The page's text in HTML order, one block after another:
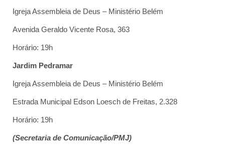
Igreja Assembleia de Deus – Ministério Belém
Avenida Geraldo Vicente Rosa, 363
Horário: 19h
Jardim Pedramar
Igreja Assembleia de Deus – Ministério Belém
Estrada Municipal Edson Loesch de Freitas, 2.328
Horário: 19h
(Secretaria de Comunicação/PMJ)